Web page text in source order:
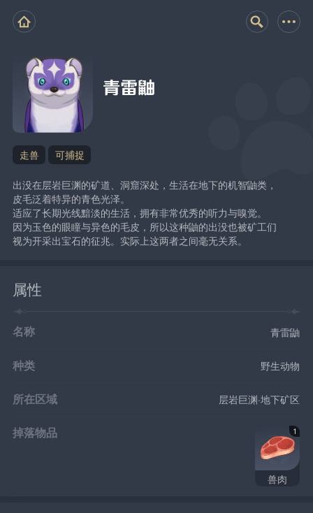
青雷鼬
走兽 可捕捉
出没在层岩巨渊的矿道、洞窟深处，生活在地下的机智鼬类，
皮毛泛着特异的青色光泽。
适应了长期光线黯淡的生活，拥有非常优秀的听力与嗅觉。
因为玉色的眼瞳与异色的毛皮，所以这种鼬的出没也被矿工们
视为开采出宝石的征兆。实际上这两者之间毫无关系。
属性
名称 青雷鼬
种类 野生动物
所在区域 层岩巨渊·地下矿区
掉落物品 1
兽肉